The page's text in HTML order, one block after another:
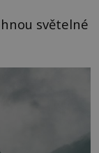
světelné